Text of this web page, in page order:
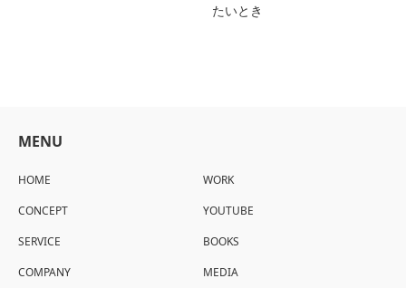
たいとき
MENU
HOME
CONCEPT
SERVICE
COMPANY
WORK
YOUTUBE
BOOKS
MEDIA